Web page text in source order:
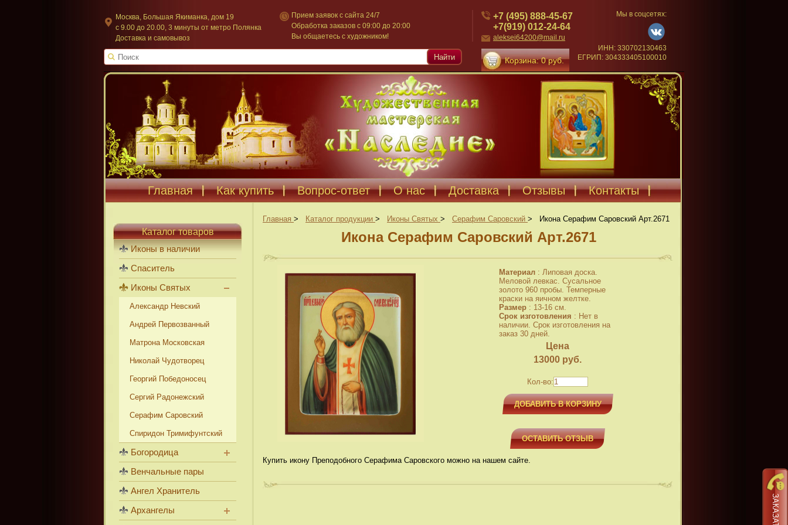
Москва, Большая Якиманка, дом 19
c 9.00 до 20.00, 3 минуты от метро Полянка
Доставка и самовывоз
Прием заявок с сайта 24/7
Обработка заказов с 09:00 до 20:00
Вы общаетесь с художником!
+7 (495) 888-45-67
+7(919) 012-24-64
aleksei64200@mail.ru
Корзина: 0 руб.
Мы в соцсетях:
ИНН: 330702130463
ЕГРИП: 304333405100010
Найти
Главная Как купить Вопрос-ответ О нас Доставка Отзывы Контакты
Главная > Каталог продукции > Иконы Святых > Серафим Саровский > Икона Серафим Саровский Арт.2671
Икона Серафим Саровский Арт.2671
Материал : Липовая доска.
Меловой левкас. Сусальное
золото 960 пробы. Темперные
краски на яичном желтке.
Размер : 13-16 см.
Срок изготовления : Нет в
наличии. Срок изготовления на
заказ 30 дней.
Цена
13000 руб.
Кол-во:
ДОБАВИТЬ В КОРЗИНУ
ОСТАВИТЬ ОТЗЫВ
Купить икону Преподобного Серафима Саровского можно на нашем сайте.
Каталог товаров
Иконы в наличии
Спаситель
Иконы Святых
Александр Невский
Андрей Первозванный
Матрона Московская
Николай Чудотворец
Георгий Победоносец
Сергий Радонежский
Серафим Саровский
Спиридон Тримифунтский
Богородица
Венчальные пары
Ангел Хранитель
Архангелы